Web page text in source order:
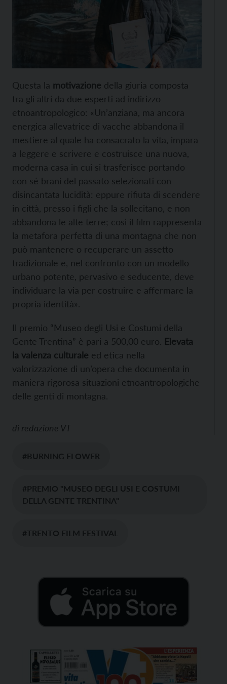
Questa la motivazione della giuria composta
tra gli altri da due esperti ad indirizzo
etnoantropologico: «Un’anziana, ma ancora
energica allevatrice di vacche abbandona il
mestiere al quale ha consacrato la vita, impara
a leggere e scrivere e costruisce una nuova,
moderna casa in cui si trasferisce portando
con sé brani del passato selezionati con
disincantata lucidità: eppure rifiuta di scendere
in città, presso i figli che la sollecitano, e non
abbandona le alte terre; così il film rappresenta
la metafora perfetta di una montagna che non
può mantenere o recuperare un assetto
tradizionale e, nel confronto con un modello
urbano potente, pervasivo e seducente, deve
individuare la via per costruire e affermare la
propria identità».
Il premio “Museo degli Usi e Costumi della
Gente Trentina” è pari a 500,00 euro. Elevata
la valenza culturale ed etica nella
valorizzazione di un’opera che documenta in
maniera rigorosa situazioni etnoantropologiche
delle genti di montagna.
di redazione VT
#BURNING FLOWER
#PREMIO "MUSEO DEGLI USI E COSTUMI
DELLA GENTE TRENTINA"
#TRENTO FILM FESTIVAL